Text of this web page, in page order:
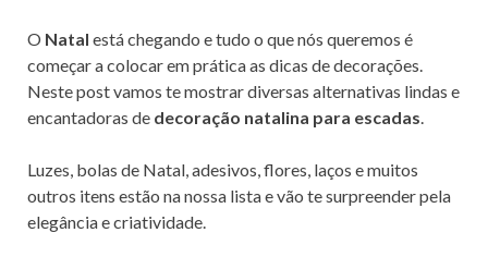
o
k
n
O Natal está chegando e tudo o que nós queremos é
começar a colocar em prática as dicas de decorações.
Neste post vamos te mostrar diversas alternativas lindas e
encantadoras de decoração natalina para escadas.
Luzes, bolas de Natal, adesivos, flores, laços e muitos
outros itens estão na nossa lista e vão te surpreender pela
elegância e criatividade.